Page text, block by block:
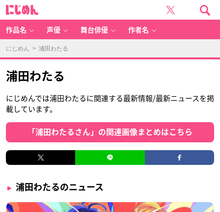
作品名 声優 舞台俳優 作者名
にじめん > 浦田わたる
浦田わたる
にじめんでは浦田わたるに関連する最新情報/最新ニュースを掲
載しています。
「浦田わたるさん」の関連画像まとめはこちら
浦田わたるのニュース